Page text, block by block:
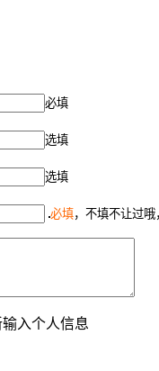
必填
选填
选填
必填，不填不让过
入个人信息